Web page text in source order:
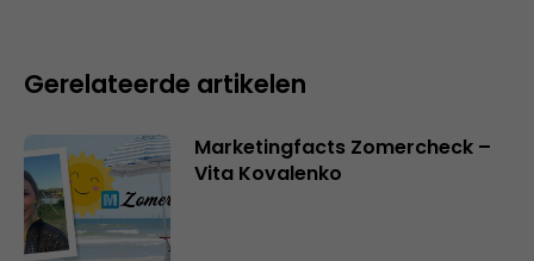
Gerelateerde artikelen
Marketingfacts Zomercheck –
Vita Kovalenko